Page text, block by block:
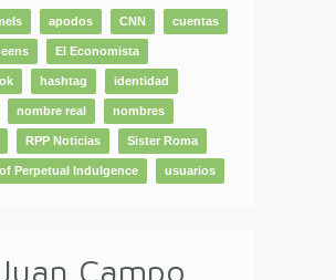
apodos CNN cuentas
El Economista
hashtag identidad
nombre real nombres
RPP Noticias Sister Roma
Perpetual Indulgence usuarios
Campo